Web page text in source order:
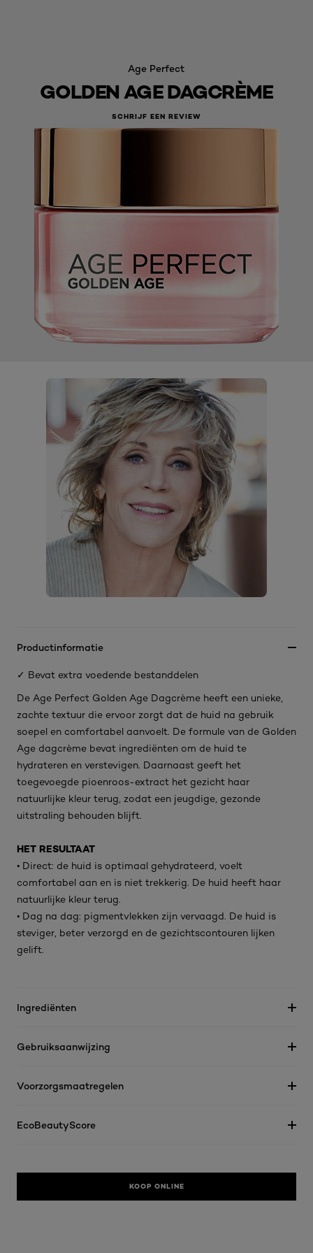
Age Perfect
GOLDEN AGE DAGCRÈME
SCHRIJF EEN REVIEW
Productinformatie
✓ Bevat extra voedende bestanddelen
De Age Perfect Golden Age Dagcrème heeft een unieke,
zachte textuur die ervoor zorgt dat de huid na gebruik
soepel en comfortabel aanvoelt. De formule van de Golden
Age dagcrème bevat ingrediënten om de huid te
hydrateren en verstevigen. Daarnaast geeft het
toegevoegde pioenroos-extract het gezicht haar
natuurlijke kleur terug, zodat een jeugdige, gezonde
uitstraling behouden blijft.
HET RESULTAAT
• Direct: de huid is optimaal gehydrateerd, voelt
comfortabel aan en is niet trekkerig. De huid heeft haar
natuurlijke kleur terug.
• Dag na dag: pigmentvlekken zijn vervaagd. De huid is
steviger, beter verzorgd en de gezichtscontouren lijken
gelift.
Ingrediënten
Gebruiksaanwijzing
Voorzorgsmaatregelen
EcoBeautyScore
KOOP ONLINE